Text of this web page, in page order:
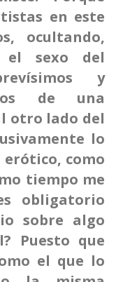
en este
ocultando,
el sexo del
y
de una
otro lado del
lo
como
tiempo me
obligatorio
sobre algo
Puesto que
el que lo